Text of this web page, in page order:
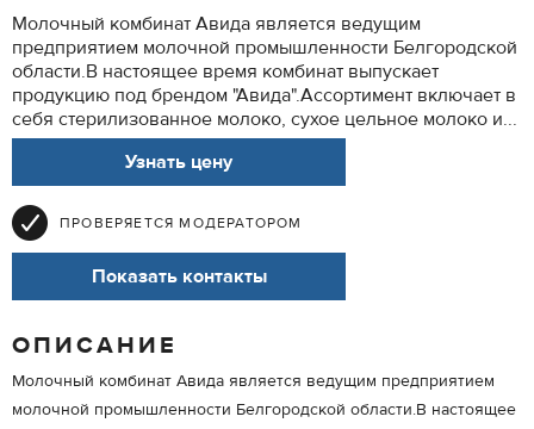
Молочный комбинат Авида является ведущим
предприятием молочной промышленности Белгородской
области.В настоящее время комбинат выпускает
продукцию под брендом "Авида".Ассортимент включает в
себя стерилизованное молоко, сухое цельное молоко и...
Узнать цену
ПРОВЕРЯЕТСЯ МОДЕРАТОРОМ
Показать контакты
ОПИСАНИЕ
Молочный комбинат Авида является ведущим предприятием
молочной промышленности Белгородской области.В настоящее